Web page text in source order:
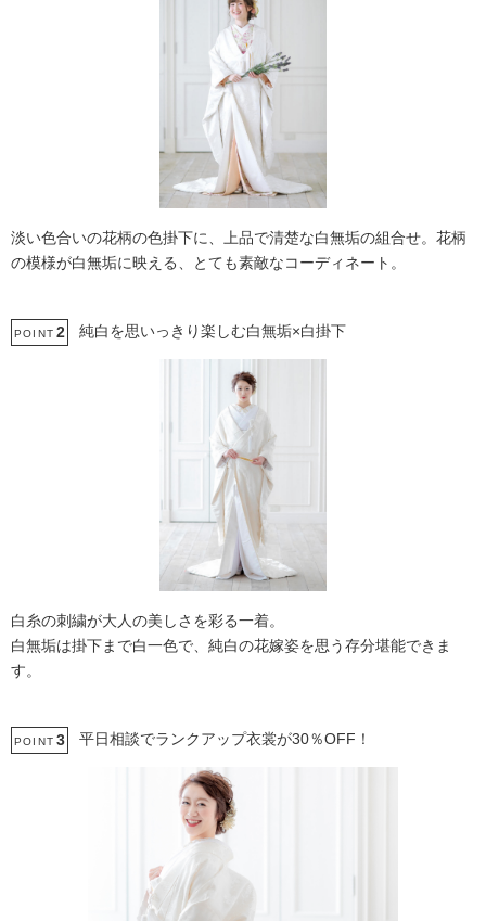
淡い色合いの花柄の色掛下に、上品で清楚な白無垢の組合せ。花柄
の模様が白無垢に映える、とても素敵なコーディネート。
POINT 2 純白を思いっきり楽しむ白無垢×白掛下
白糸の刺繍が大人の美しさを彩る一着。
白無垢は掛下まで白一色で、純白の花嫁姿を思う存分堪能できま
す。
POINT 3 平日相談でランクアップ衣裳が30％OFF！